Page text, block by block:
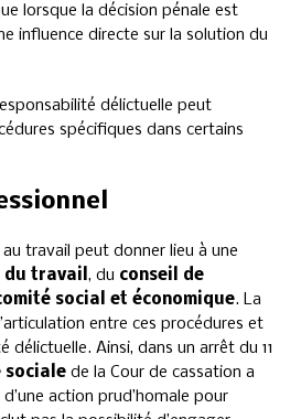
lorsque la décision pénale est
influence directe sur la solution du
délictuelle peut
spécifiques dans certains
travail peut donner lieu à une
travail , du conseil de
social et économique. La
entre ces procédures et
délictuelle. Ainsi, dans un arrêt du 11
sociale de la Cour de cassation a
action prud’homale pour